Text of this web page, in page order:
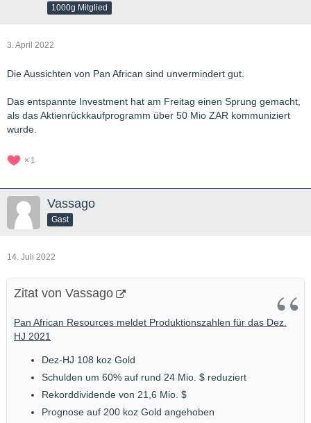
1000g Mitglied
3. April 2022
Die Aussichten von Pan African sind unvermindert gut.
Das entspannte Investment hat am Freitag einen Sprung gemacht,
als das Aktienrückkaufprogramm über 50 Mio ZAR kommuniziert
wurde.
1
Vassago
Gast
14. Juli 2022
Zitat von Vassago
Pan African Resources meldet Produktionszahlen für das Dez.
HJ 2021
Dez-HJ 108 koz Gold
Schulden um 60% auf rund 24 Mio. $ reduziert
Rekorddividende von 21,6 Mio. $
Prognose auf 200 koz Gold angehoben